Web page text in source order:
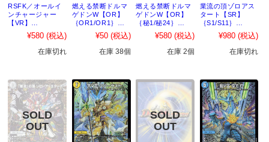
RSFK／オールイ
ンチャージャー
【VR】
｛TR9/TR9｝
［26RP2］
¥580 (税込)
在庫切れ
燃える禁断ドルマ
ゲドンW【OR】
｛OR1/OR1｝
［26RP2］
¥50 (税込)
在庫 38個
燃える禁断ドルマ
ゲドンW【OR】
｛秘1/秘24｝
［26RP2］
¥580 (税込)
在庫 2個
業流の頂ゾロアス
タート【SR】
｛S1/S11｝
［26RP2］
¥980 (税込)
在庫切れ